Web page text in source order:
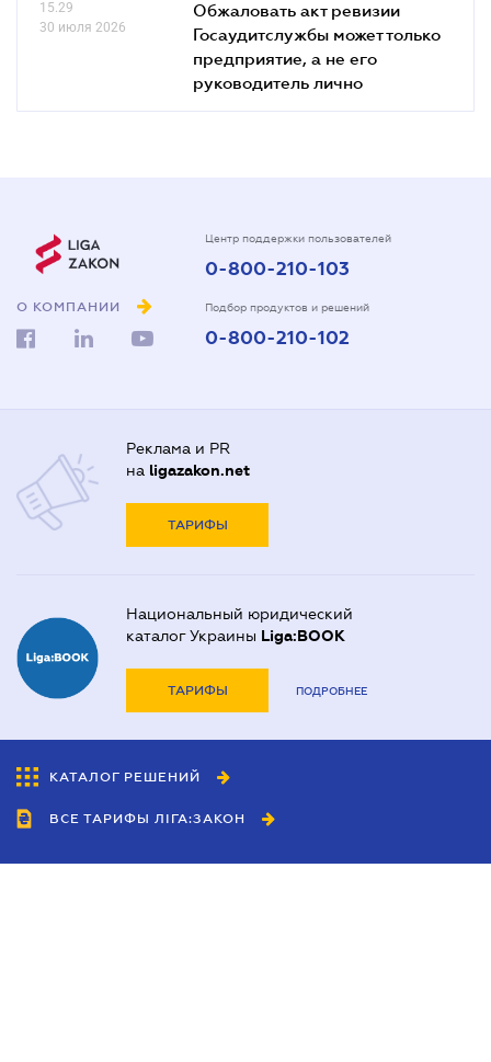
15.29
30 июля 2026
Обжаловать акт ревизии
Госаудитслужбы может только
предприятие, а не его
руководитель лично
О КОМПАНИИ
Центр поддержки пользователей
0-800-210-103
Подбор продуктов и решений
0-800-210-102
Реклама и PR
на ligazakon.net
ТАРИФЫ
Национальный юридический
каталог Украины Liga:BOOK
ТАРИФЫ ПОДРОБНЕЕ
КАТАЛОГ РЕШЕНИЙ
ВСЕ ТАРИФЫ ЛІГА:ЗАКОН